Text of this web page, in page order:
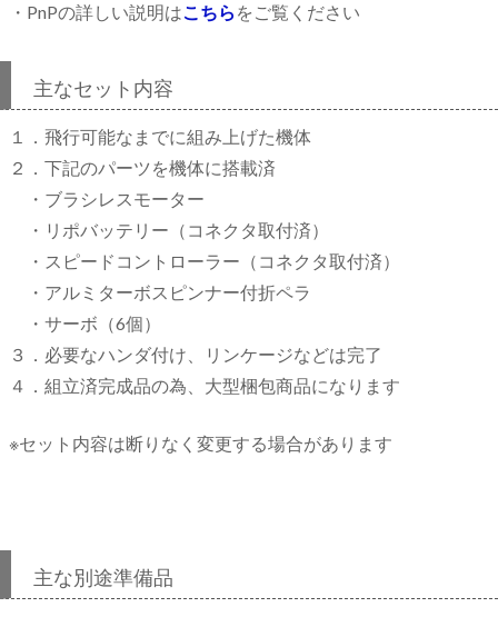
・PnPの詳しい説明はこちら をご覧ください
主なセット内容
１．飛行可能なまでに組み上げた機体
２．下記のパーツを機体に搭載済
・ブラシレスモーター
・リポバッテリー（コネクタ取付済）
・スピードコントローラー（コネクタ取付済）
・アルミターボスピンナー付折ペラ
・サーボ（6個）
３．必要なハンダ付け、リンケージなどは完了
４．組立済完成品の為、大型梱包商品になります
※セット内容は断りなく変更する場合があります
主な別途準備品